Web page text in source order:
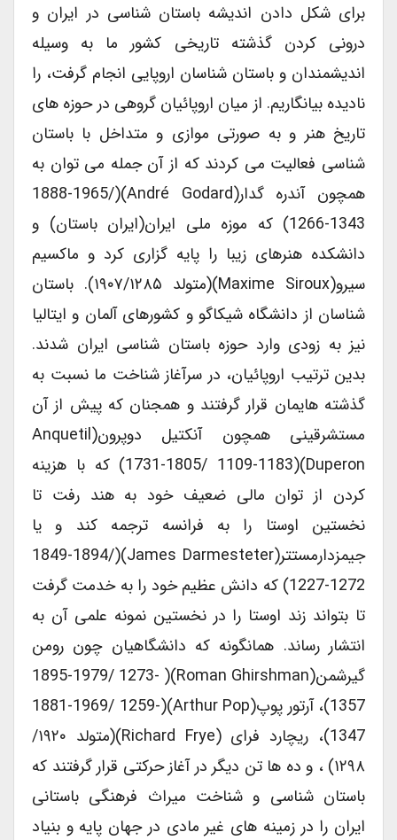
برای شکل دادن اندیشه باستان شناسی در ایران و
درونی کردن گذشته تاریخی کشور ما به وسیله
اندیشمندان و باستان شناسان اروپایی انجام گرفت، را
نادیده بیانگاریم. از میان اروپائیان گروهی در حوزه های
تاریخ هنر و به صورتی موازی و متداخل با باستان
شناسی فعالیت می کردند که از آن جمله می توان به
همچون آندره گدار(André Godard)(1888-1965/
1266-1343) که موزه ملی ایران(ایران باستان) و
دانشکده هنرهای زیبا را پایه گزاری کرد و ماکسیم
سیرو(Maxime Siroux)(متولد ۱۹۰۷/۱۲۸۵). باستان
شناسان از دانشگاه شیکاگو و کشورهای آلمان و ایتالیا
نیز به زودی وارد حوزه باستان شناسی ایران شدند.
بدین ترتیب اروپائیان، در سرآغاز شناخت ما نسبت به
گذشته هایمان قرار گرفتند و همجنان که پیش از آن
مستشرقینی همچون آنکتیل دوپرون(Anquetil
Duperon)(1731-1805/ 1109-1183) که با هزینه
کردن از توان مالی ضعیف خود به هند رفت تا
نخستین اوستا را به فرانسه ترجمه کند و یا
جیمزدارمستتر(James Darmesteter)(1849-1894/
1227-1272) که دانش عظیم خود را به خدمت گرفت
تا بتواند زند اوستا را در نخستین نمونه علمی آن به
انتشار رساند. همانگونه که دانشگاهیان چون رومن
گیرشمن(Roman Ghirshman)( 1895-1979/ 1273-
1357)، آرتور پوپ(Arthur Pop)(1881-1969/ 1259-
1347)، ریچارد فرای (Richard Frye)(متولد ۱۹۲۰/
۱۲۹۸) ، و ده ها تن دیگر در آغاز حرکتی قرار گرفتند که
باستان شناسی و شناخت میراث فرهنگی باستانی
ایران را در زمینه های غیر مادی در جهان پایه و بنیاد